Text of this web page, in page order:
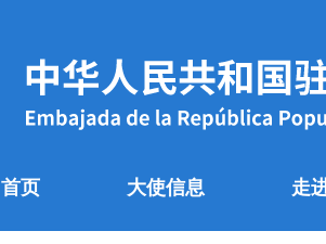
首页 大使信息 走